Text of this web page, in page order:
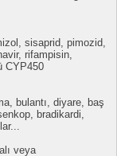
sisaprid, pimozid,
rifampisin,
CYP450
bulantı, diyare, baş
bradikardi,
veya